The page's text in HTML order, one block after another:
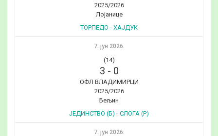
2025/2026
Лојанице
ТОРПЕДО - ХАЈДУК
7. јун 2026.
(14)
3 - 0
ОФЛ ВЛАДИМИРЦИ
2025/2026
Бељин
ЈЕДИНСТВО (Б) - СЛОГА (Р)
7. јун 2026.